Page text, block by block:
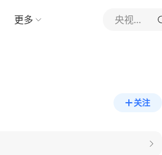
更多 央视新闻
关注